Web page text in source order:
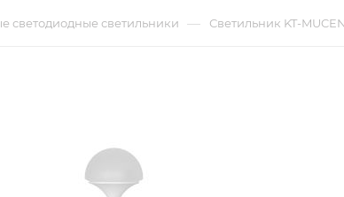
светодиодные светильники — Светильник KT-